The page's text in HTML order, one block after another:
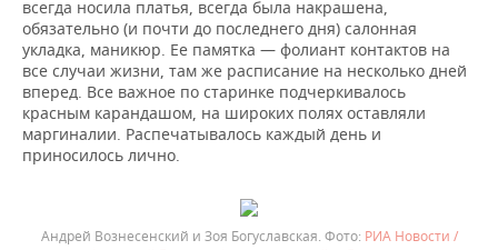
всегда носила платья, всегда была накрашена,
обязательно (и почти до последнего дня) салонная
укладка, маникюр. Ее памятка — фолиант контактов на
все случаи жизни, там же расписание на несколько дней
вперед. Все важное по старинке подчеркивалось
красным карандашом, на широких полях оставляли
маргиналии. Распечатывалось каждый день и
приносилось лично.
Андрей Вознесенский и Зоя Богуславская.
РИА Новости /